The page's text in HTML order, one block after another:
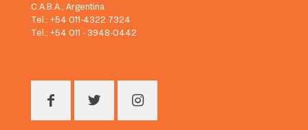
C.A.B.A., Argentina
Tel.: +54 011-4322 7324
Tel.: +54 011 - 3948-0442